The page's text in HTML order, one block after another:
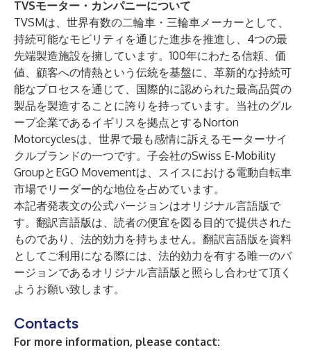
TVSモーター・カンパニーについて
TVSMは、世界有数の二輪車・三輪車メーカーとして、
持続可能なモビリティを通じた進歩を推進し、4つの最
先端製造施設を擁しています。100年にわたる信頼、価
値、顧客への情熱という伝統を基盤に、革新的な持続可
能なプロセスを通じて、国際的に認められた最高品質の
製品を製造することに誇りを持っています。当社のグル
ープ企業であるイギリスを拠点とするNorton
Motorcyclesは、世界で最も感情に訴えるモーターサイ
クルブランドの一つです。子会社のSwiss E-Mobility
GroupとEGO Movementは、スイスにおける電動自転車
市場でリーダー的な地位を占めています。
本記者発表文の公式バージョンはオリジナル言語版で
す。翻訳言語版は、読者の便宜を図る目的で提供された
ものであり、法的効力を持ちません。翻訳言語版を資料
としてご利用になる際には、法的効力を有する唯一のバ
ージョンであるオリジナル言語版と照らし合わせて頂く
ようお願い致します。
Contacts
For more information, please contact: